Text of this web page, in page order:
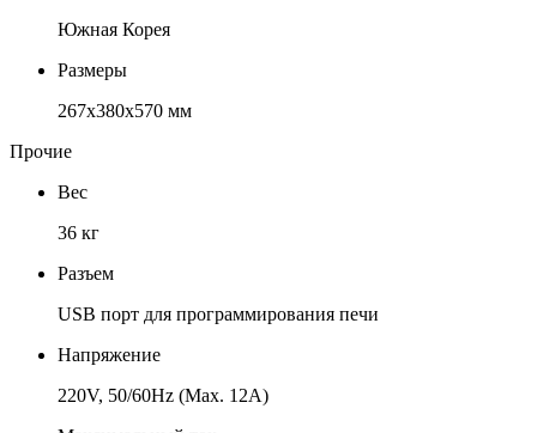
Южная Корея
Размеры
267х380х570 мм
Прочие
Вес
36 кг
Разъем
USB порт для программирования печи
Напряжение
220V, 50/60Hz (Max. 12A)